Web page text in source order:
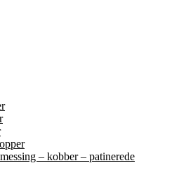
– kobber – patinerede